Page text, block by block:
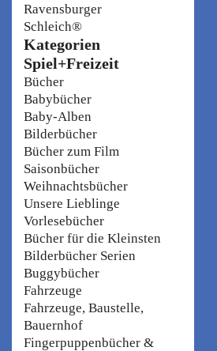
Ravensburger
Schleich®
Kategorien
Spiel+Freizeit
Bücher
Babybücher
Baby-Alben
Bilderbücher
Bücher zum Film
Saisonbücher
Weihnachtsbücher
Unsere Lieblinge
Vorlesebücher
Bücher für die Kleinsten
Bilderbücher Serien
Buggybücher
Fahrzeuge
Fahrzeuge, Baustelle,
Bauernhof
Fingerpuppenbücher &